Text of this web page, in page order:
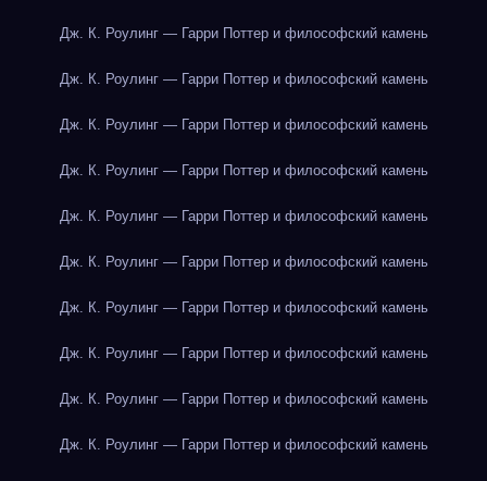
Дж. К. Роулинг — Гарри Поттер и философский камень
Дж. К. Роулинг — Гарри Поттер и философский камень
Дж. К. Роулинг — Гарри Поттер и философский камень
Дж. К. Роулинг — Гарри Поттер и философский камень
Дж. К. Роулинг — Гарри Поттер и философский камень
Дж. К. Роулинг — Гарри Поттер и философский камень
Дж. К. Роулинг — Гарри Поттер и философский камень
Дж. К. Роулинг — Гарри Поттер и философский камень
Дж. К. Роулинг — Гарри Поттер и философский камень
Дж. К. Роулинг — Гарри Поттер и философский камень